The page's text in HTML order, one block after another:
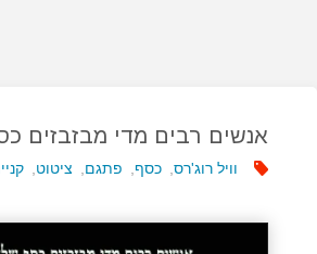
אנשים רבים מדי מבזבזים
וויל רוג'רס כסף פתגם ציטוט